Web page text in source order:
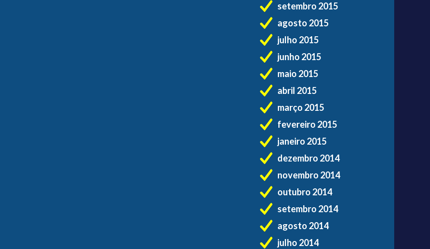
setembro 2015
agosto 2015
julho 2015
junho 2015
maio 2015
abril 2015
março 2015
fevereiro 2015
janeiro 2015
dezembro 2014
novembro 2014
outubro 2014
setembro 2014
agosto 2014
julho 2014